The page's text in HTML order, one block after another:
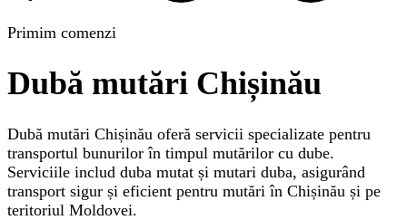
Primim comenzi
Dubă mutări Chișinău
Dubă mutări Chișinău oferă servicii specializate pentru
transportul bunurilor în timpul mutărilor cu dube.
Serviciile includ duba mutat și mutari duba, asigurând
transport sigur și eficient pentru mutări în Chișinău și pe
teritoriul Moldovei.